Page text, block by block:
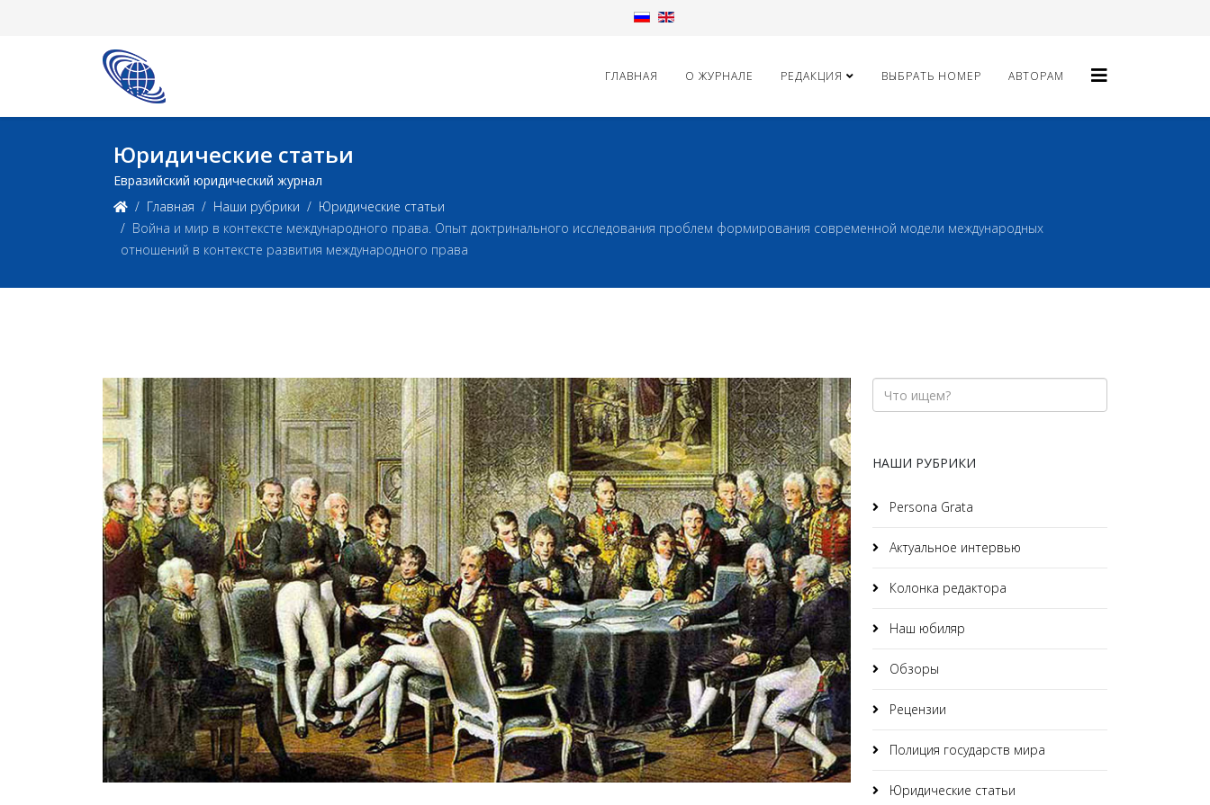
ГЛАВНАЯ О ЖУРНАЛЕ РЕДАКЦИЯ ВЫБРАТЬ НОМЕР АВТОРАМ
Юридические статьи
Евразийский юридический журнал
Главная
Наши рубрики
Юридические статьи
Война и мир в контексте международного права. Опыт доктринального исследования проблем формирования современной модели международных
отношений в контексте развития международного права
НАШИ РУБРИКИ
Persona Grata
Актуальное интервью
Колонка редактора
Наш юбиляр
Обзоры
Рецензии
Полиция государств мира
Юридические статьи